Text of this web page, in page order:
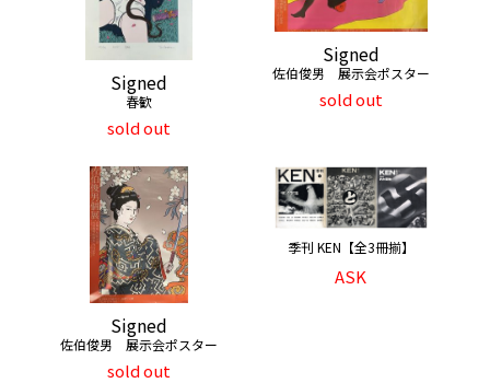
Signed
春歓
sold out
Signed
佐伯俊男 展示会ポスター
sold out
Signed
佐伯俊男 展示会ポスター
sold out
季刊 KEN【全3冊揃】
ASK